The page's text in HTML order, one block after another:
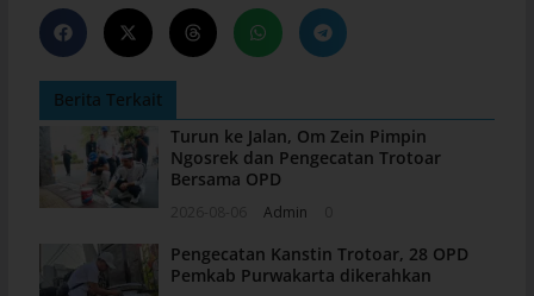
Berita Terkait
Turun ke Jalan, Om Zein Pimpin
Ngosrek dan Pengecatan Trotoar
Bersama OPD
Admin
Pengecatan Kanstin Trotoar, 28 OPD
Pemkab Purwakarta dikerahkan